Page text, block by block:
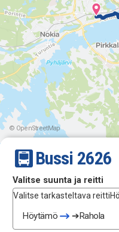
© OpenStreetMap
Bussi 2626
Valitse suunta ja reitti
Valitse tarkasteltava reitti
Höytämö ➔Rahola